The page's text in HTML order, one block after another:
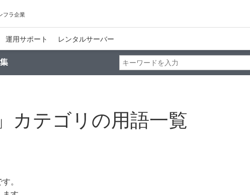
フラ企業
運用サポート レンタルサーバー
カテゴリの用語一覧
。